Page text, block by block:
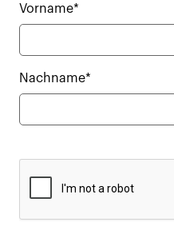
Vorname*
Nachname*